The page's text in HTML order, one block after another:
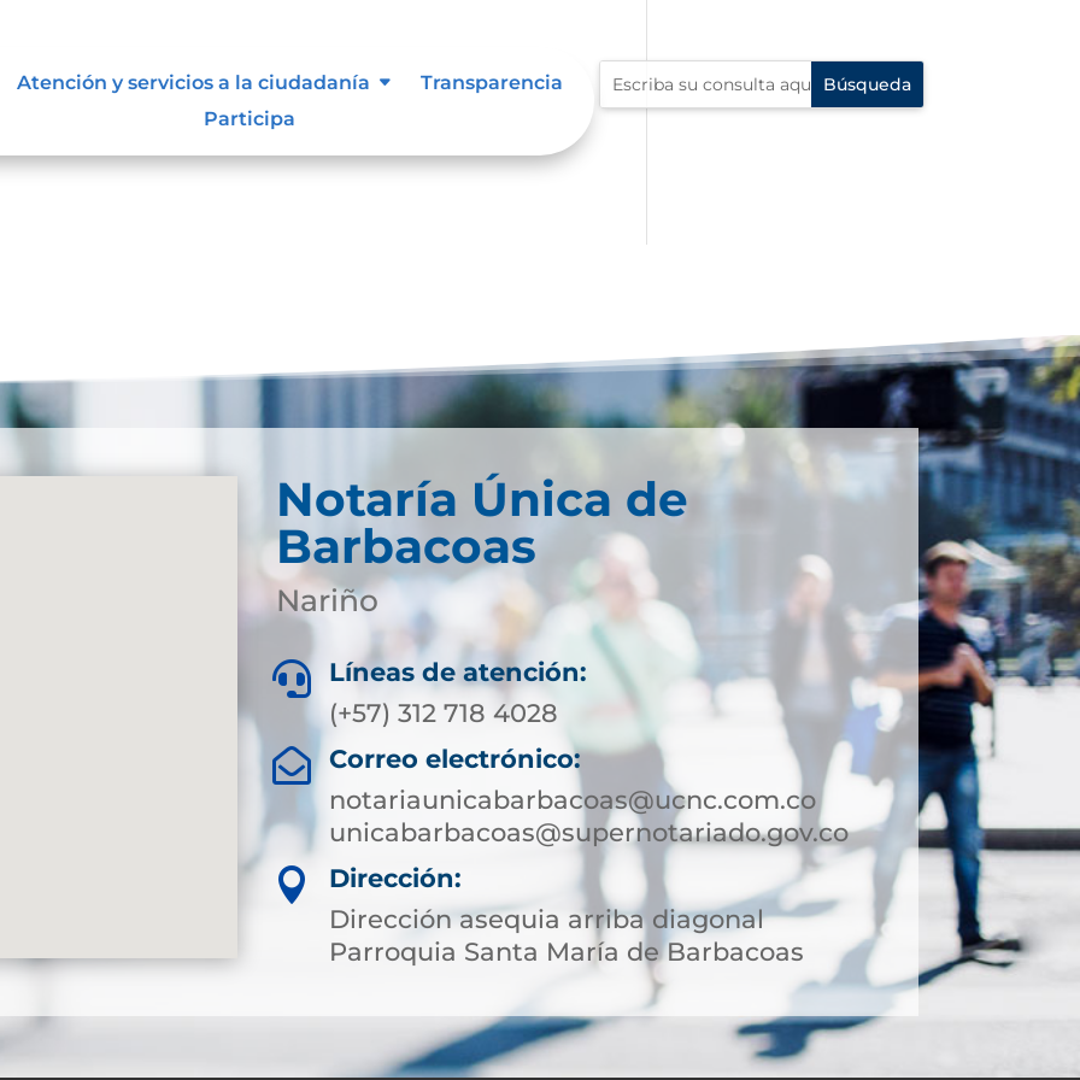
Atención y servicios a la ciudadanía
Transparencia
Participa
que puede afectar al
Notaría Única de
Barbacoas
Nariño

Líneas de atención:
(+57) 312 718 4028

Correo electrónico:
notariaunicabarbacoas@ucnc.com.co
unicabarbacoas@supernotariado.gov.co

Dirección:
Dirección asequia arriba diagonal
Parroquia Santa María de Barbacoas